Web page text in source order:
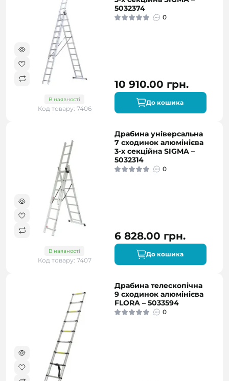
В наявності
Код товару: 7406
5032374
0
10 910.00 грн.
До кошика
В наявності
Код товару: 7407
Драбина універсальна
7 сходинок алюмінієва
3-х секційна SIGMA –
5032314
0
6 828.00 грн.
До кошика
Драбина телескопічна
9 сходинок алюмінієва
FLORA – 5033594
0